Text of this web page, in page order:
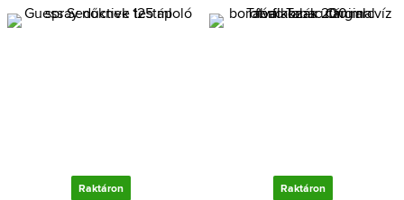
Raktáron Raktáron